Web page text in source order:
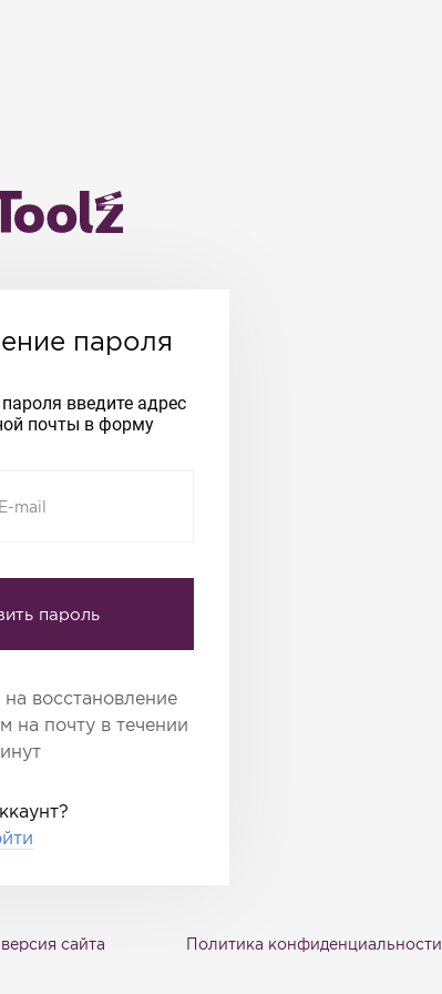
пароля
введите адрес
почты в форму
пароль
восстановление
на почту в течении
сайта Политика конфиденциальности